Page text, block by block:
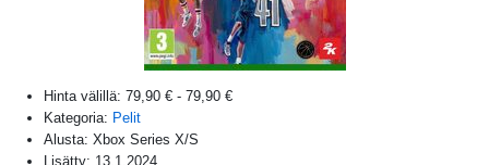
Hinta välillä: 79,90 € - 79,90 €
Kategoria: Pelit
Alusta: Xbox Series X/S
Lisätty: 13.1.2024